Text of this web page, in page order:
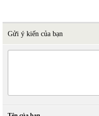
Gửi ý kiến của bạn